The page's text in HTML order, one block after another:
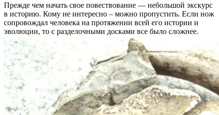
Прежде чем начать свое повествование — небольшой экскурс
в историю. Кому не интересно – можно пропустить. Если нож
сопровождал человека на протяжении всей его истории и
эволюции, то с разделочными досками все было сложнее.